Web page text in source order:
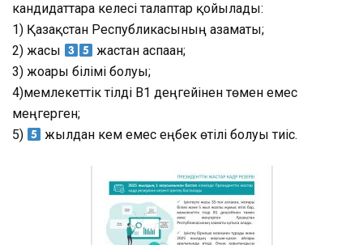
кандидаттарға келесі талаптар қойылады:
1) Қазақстан Республикасының азаматы;
2) жасы
жастан аспаған;
3) жоғары білімі болуы;
4)мемлекеттік тілді В1 деңгейінен төмен емес
меңгерген;
5)
жылдан кем емес еңбек өтілі болуы тиіс.